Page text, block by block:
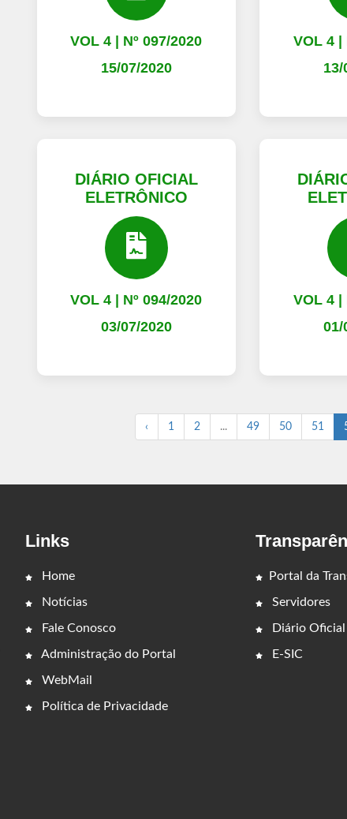
VOL 4 | Nº 097/2020
15/07/2020
VOL 4 |
13/
DIÁRIO OFICIAL
ELETRÔNICO
VOL 4 | Nº 094/2020
03/07/2020
VOL 4 |
01/
‹ 1 2 ... 49 50 51
Links
Home
Notícias
Fale Conosco
Administração do Portal
WebMail
Política de Privacidade
Portal da
Servidores
Diário Oficial
E-SIC